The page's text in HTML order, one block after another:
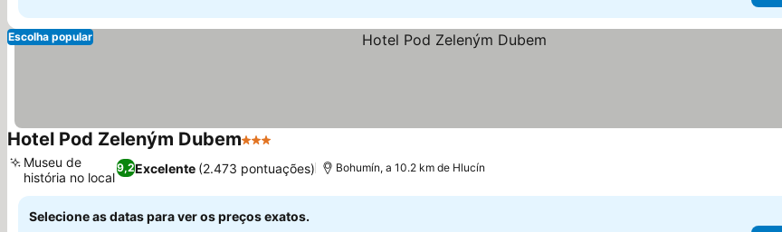
Escolha popular
Hotel Pod Zeleným Dubem3 Estrelas
9,2Excelente (2.473 pontuações)
Museu de
história no local
Bohumín, a 10.2 km de Hlucín
Selecione as datas para ver os preços exatos.